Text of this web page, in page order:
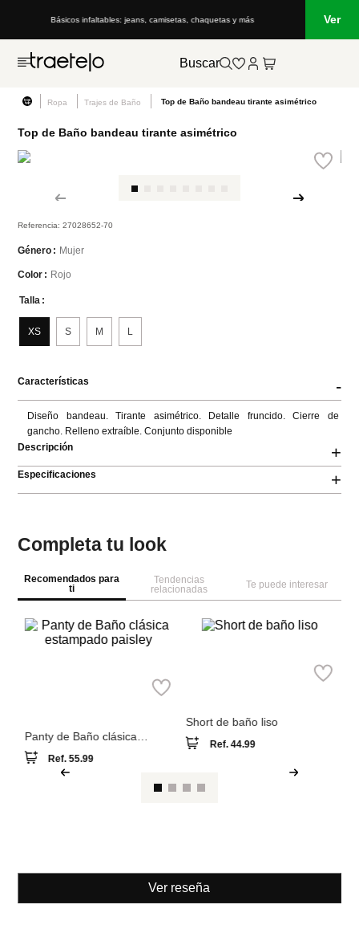
Básicos infaltables: jeans, camisetas, chaquetas y más Ver
Buscar
Ropa Trajes de Baño Top de Baño bandeau tirante asimétrico
Top de Baño bandeau tirante asimétrico
Referencia:27028652-70
Género Mujer
Color Rojo
Talla
L
M
S
XS
Características -
Diseño bandeau. Tirante asimétrico. Detalle fruncido. Cierre de
gancho. Relleno extraíble. Conjunto disponible
Descripción
+
Especificaciones +
Completa tu look
Recomendados para
ti
Tendencias
relacionadas
Te puede interesar
Springfield